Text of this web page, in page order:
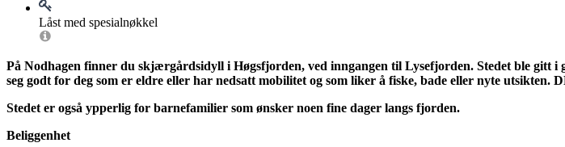
Låst med spesialnøkkel
På Nodhagen finner du skjærgårdsidyll i Høgsfjorden, ved inngangen til Lysefjorden. Stedet ble gitt i
seg godt for deg som er eldre eller har nedsatt mobilitet og som liker å fiske, bade eller nyte
Stedet er også ypperlig for barnefamilier som ønsker noen fine dager langs fjorden.
Beliggenhet